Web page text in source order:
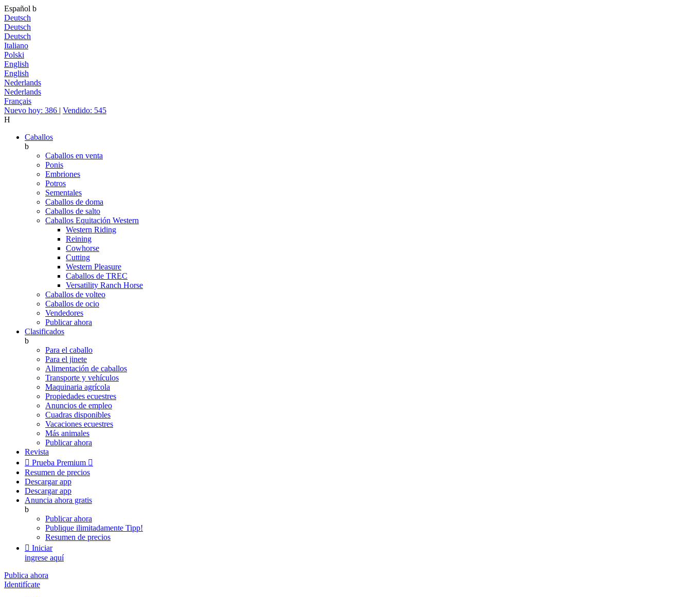
Español b
Deutsch
Deutsch
Deutsch
Italiano
Polski
English
English
Nederlands
Nederlands
Français
Nuevo hoy: 386 | Vendido: 545
H
Caballos
b
Caballos en venta
Ponis
Embriones
Potros
Sementales
Caballos de doma
Caballos de salto
Caballos Equitación Western
Western Riding
Reining
Cowhorse
Cutting
Western Pleasure
Caballos de TREC
Versatility Ranch Horse
Caballos de volteo
Caballos de ocio
Vendedores
Publicar ahora
Clasificados
b
Para el caballo
Para el jinete
Alimentación de caballos
Transporte y vehículos
Maquinaria agrícola
Propiedades ecuestres
Anuncios de empleo
Cuadras disponibles
Vacaciones ecuestres
Más animales
Publicar ahora
Revista
 Prueba Premium 
Resumen de precios
Descargar app
Descargar app
Anuncia ahora gratis
b
Publicar ahora
Publique ilimitadamente Tipp!
Resumen de precios
 Iniciar
ingrese aquí
Publica ahora
Identifícate